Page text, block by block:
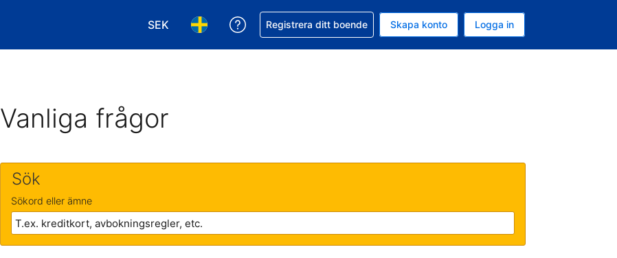
SEK
Välj valuta. Din nuvarande valuta är Svenska kronor
Välj språk. Ditt nuvarande språk är Svenska
Få hjälp med din bokning
Registrera ditt boende Skapa konto Logga in
Vanliga frågor
Sök
Sökord eller ämne